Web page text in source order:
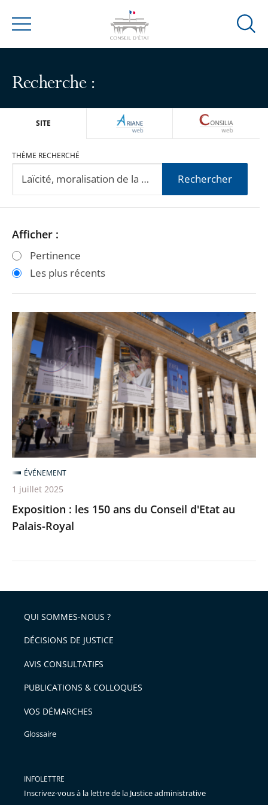
Menu
Ouvrir
Recherche :
SITE ARIANEWEB
THÈME RECHERCHÉ
Rechercher
Passer
les
filtres
après
Passer
les
filtres
avant
Afficher :
Pertinence
Les plus récents
Exposition
:
les
150
ans
du
Conseil
d'Etat
au
Palais-
Royal
Exposition : les 150 ans du Conseil d'Etat au
Palais-Royal
ÉVÉNEMENT
1 juillet 2025
QUI SOMMES-NOUS ?
DÉCISIONS DE JUSTICE
AVIS CONSULTATIFS
PUBLICATIONS & COLLOQUES
VOS DÉMARCHES
Glossaire
INFOLETTRE
Inscrivez-vous à la lettre de la Justice administrative